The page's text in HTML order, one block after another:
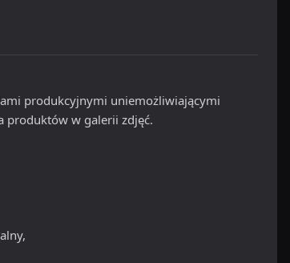
produkcyjnymi uniemożliwiającymi
produktów w galerii zdjęć.